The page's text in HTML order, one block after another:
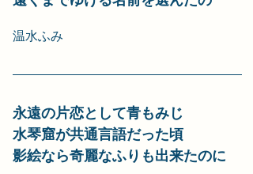
温水ふみ
永遠の片恋として青もみじ
水琴窟が共通言語だった頃
影絵なら奇麗なふりも出来たのに